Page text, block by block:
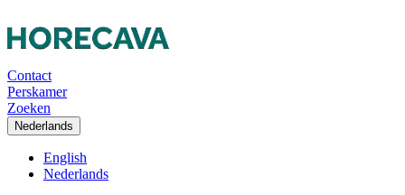
Contact
Perskamer
Zoeken
Nederlands
English
Nederlands